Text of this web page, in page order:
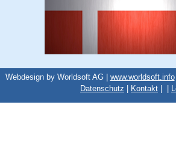
Webdesign by Worldsoft AG | www.worldsoft.info
Datenschutz | Kontakt | |